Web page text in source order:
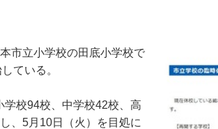
市立小学校の田底小学校で
ている。
校94校、中学校42校、高
、5月10日（火）を目処に